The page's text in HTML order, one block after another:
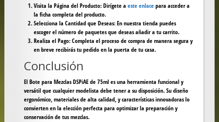
Visita la Página del Producto:Dirígete a este enlacepara acceder a
la ficha completa del producto.
Selecciona la Cantidad que Deseas:En nuestra tienda puedes
escoger el número de paquetes que deseas añadir a tu carrito.
Realiza el Pago:Completa el proceso de compra de manera segura y
en breve recibirás tu pedido en la puerta de tu casa.
Conclusión
El Bote para Mezclas DSPiAE de 75ml es una herramienta funcional y
versátil que cualquier modelista debe tener a su disposición. Su diseño
ergonómico, materiales de alta calidad, y características innovadoras lo
convierten en la elección perfecta para optimizar la preparación y
conservación de tus mezclas.